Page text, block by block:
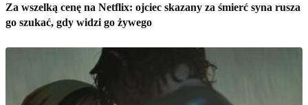
Za wszelką cenę na Netflix: ojciec skazany za śmierć syna rusza
go szukać, gdy widzi go żywego